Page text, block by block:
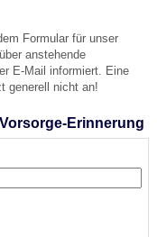
Formular für unser
anstehende
E-Mail informiert. Eine
generell nicht an!
Erinnerung